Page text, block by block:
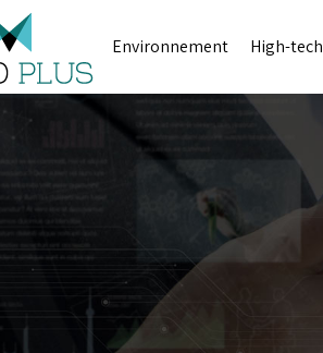
Environnement High-tech